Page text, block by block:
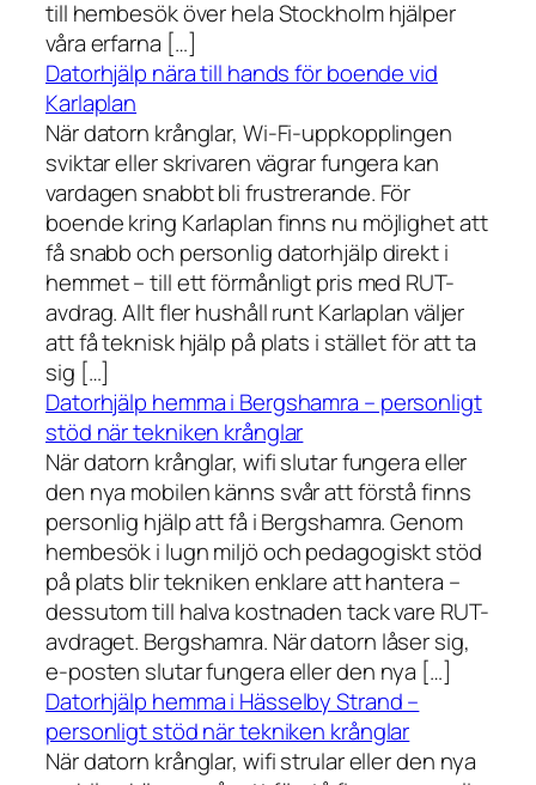
till hembesök över hela Stockholm hjälper
våra erfarna […]
Datorhjälp nära till hands för boende vid
Karlaplan
När datorn krånglar, Wi-Fi-uppkopplingen
sviktar eller skrivaren vägrar fungera kan
vardagen snabbt bli frustrerande. För
boende kring Karlaplan finns nu möjlighet att
få snabb och personlig datorhjälp direkt i
hemmet – till ett förmånligt pris med RUT-
avdrag. Allt fler hushåll runt Karlaplan väljer
att få teknisk hjälp på plats i stället för att ta
sig […]
Datorhjälp hemma i Bergshamra – personligt
stöd när tekniken krånglar
När datorn krånglar, wifi slutar fungera eller
den nya mobilen känns svår att förstå finns
personlig hjälp att få i Bergshamra. Genom
hembesök i lugn miljö och pedagogiskt stöd
på plats blir tekniken enklare att hantera –
dessutom till halva kostnaden tack vare RUT-
avdraget. Bergshamra. När datorn låser sig,
e-posten slutar fungera eller den nya […]
Datorhjälp hemma i Hässelby Strand –
personligt stöd när tekniken krånglar
När datorn krånglar, wifi strular eller den nya